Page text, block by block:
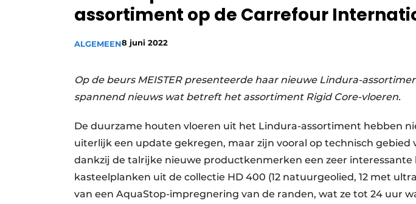
Vacatures
assortiment op de Carrefour
ALGEMEEN8 juni 2022
Op de beurs MEISTER presenteerde haar nieuwe Lindura-
spannend nieuws wat betreft het assortiment Rigid Core-vloeren.
De duurzame houten vloeren uit het Lindura-assortiment hebben
uiterlijk een update gekregen, maar zijn vooral op technisch gebied
dankzij de talrijke nieuwe productkenmerken een zeer interessante
kasteelplanken uit de collectie HD 400 (12 natuurgeolied, 12 met
van een AquaStop-impregnering van de randen, wat ze tot 24 uur